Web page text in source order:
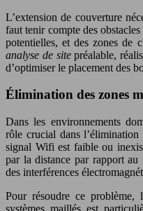
L’extension de couverture
faut tenir compte des
potentielles, et des zones de
analyse de sitepréalable,
d’optimiser le placement des
Élimination des zones
Dans les environnements
rôle crucial dans
signal Wifi est faible ou
par la distance par rapport
des interférences
Pour résoudre ce problème,
systèmes maillés est